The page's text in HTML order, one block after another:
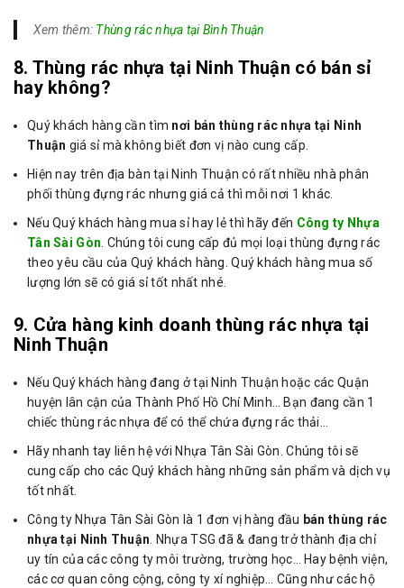
Xem thêm: Thùng rác nhựa tại Bình Thuận
8. Thùng rác nhựa tại Ninh Thuận có bán sỉ
hay không?
Quý khách hàng cần tìm nơi bán thùng rác nhựa tại Ninh
Thuận giá sỉ mà không biết đơn vị nào cung cấp.
Hiện nay trên địa bàn tại Ninh Thuận có rất nhiều nhà phân
phối thùng đựng rác nhưng giá cả thì mỗi nơi 1 khác.
Nếu Quý khách hàng mua sỉ hay lẻ thì hãy đến Công ty Nhựa
Tân Sài Gòn. Chúng tôi cung cấp đủ mọi loại thùng đựng rác
theo yêu cầu của Quý khách hàng. Quý khách hàng mua số
lượng lớn sẽ có giá sỉ tốt nhất nhé.
9. Cửa hàng kinh doanh thùng rác nhựa tại
Ninh Thuận
Nếu Quý khách hàng đang ở tại Ninh Thuận hoặc các Quận
huyện lân cận của Thành Phố Hồ Chí Minh… Bạn đang cần 1
chiếc thùng rác nhựa để có thể chứa đựng rác thải…
Hãy nhanh tay liên hệ với Nhựa Tân Sài Gòn. Chúng tôi sẽ
cung cấp cho các Quý khách hàng những sản phẩm và dịch vụ
tốt nhất.
Công ty Nhựa Tân Sài Gòn là 1 đơn vị hàng đầu bán thùng rác
nhựa tại Ninh Thuận . Nhựa TSG đã & đang trở thành địa chỉ
uy tín của các công ty môi trường, trường học… Hay bệnh viện,
các cơ quan công cộng, công ty xí nghiệp… Cũng như các hộ